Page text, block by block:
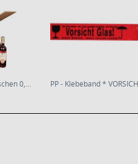
Flaschenkarton für 9 Flaschen 0,75 L |...